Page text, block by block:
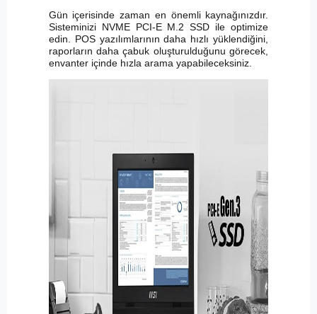
Gün içerisinde zaman en önemli kaynağınızdır.
Sisteminizi NVME PCI-E M.2 SSD ile optimize
edin. POS yazılımlarının daha hızlı yüklendiğini,
raporların daha çabuk oluşturulduğunu görecek,
envanter içinde hızla arama yapabileceksiniz.